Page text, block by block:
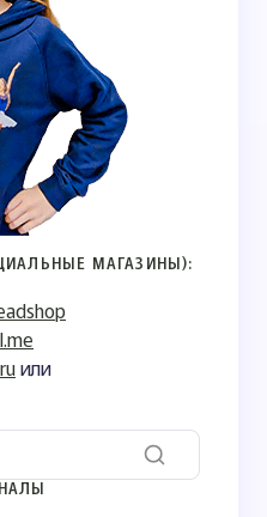
МАГАЗИНЫ):
или